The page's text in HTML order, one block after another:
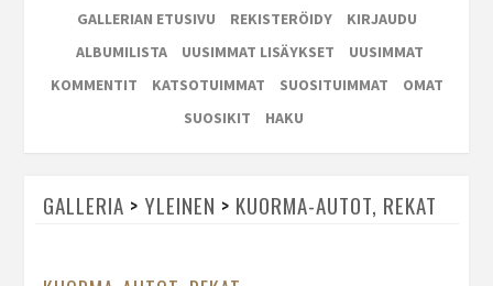
GALLERIAN ETUSIVU REKISTERÖIDY
KIRJAUDU
ALBUMILISTA
UUSIMMAT LISÄYKSET
UUSIMMAT
KOMMENTIT
KATSOTUIMMAT SUOSITUIMMAT
OMAT
SUOSIKIT
HAKU
GALLERIA > YLEINEN > KUORMA-AUTOT, REKAT